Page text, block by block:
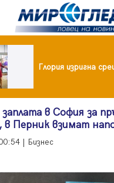
в София за
в Перник взимат
| Бизнес